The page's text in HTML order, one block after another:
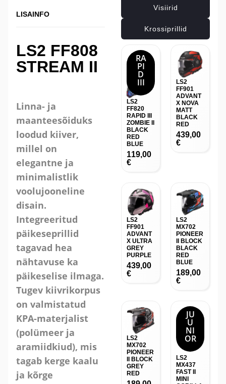
LISAINFO
LS2 FF808
STREAM II
Linna- ja
maanteesõiduks
loodud kiiver,
millel on
elegantne ja
minimalistlik
voolujooneline
disain.
Integreeritud
päikeseprillid
tagavad hea
nähtavuse ka
päikeselise ilmaga.
Tugev kiivrikorpus
on valmistatud
KPA-materjalist
(polümeer ja
aramiidkiud), mis
tagab kerge kaalu
ja kõrge
Visiirid
Krossiprillid
RA
PI
D
III
LS2
FF820
RAPID III
ZOMBIE II
BLACK
RED
BLUE
119,00
€
LS2
FF901
ADVANT
X NOVA
MATT
BLACK
RED
439,00
€
LS2
FF901
ADVANT
X ULTRA
GREY
PURPLE
439,00
€
LS2
MX702
PIONEER
II BLOCK
BLACK
RED
BLUE
189,00
€
LS2
MX702
PIONEER
II BLOCK
GREY
RED
JU
U
NI
OR
LS2
MX437
FAST II
MINI